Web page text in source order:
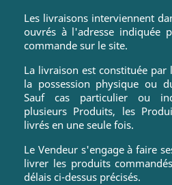
Les livraisons interviennent
ouvrés à l'adresse indiquée
commande sur le site.
La livraison est constituée
la possession physique ou
Sauf cas particulier ou
plusieurs Produits, les
livrés en une seule fois.
Le Vendeur s'engage à faire
livrer les produits
délais ci-dessus précisés.